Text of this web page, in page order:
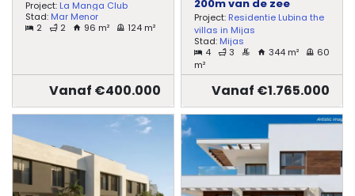
Project: La Manga Club
Stad: Mar Menor
2
2 96 m² 124 m²
Vanaf €400.000
200m van de zee
Project: Residentie Lubina the
villas in Mijas
Stad: Mijas
4
3 344 m²
60
m²
Vanaf €1.765.000